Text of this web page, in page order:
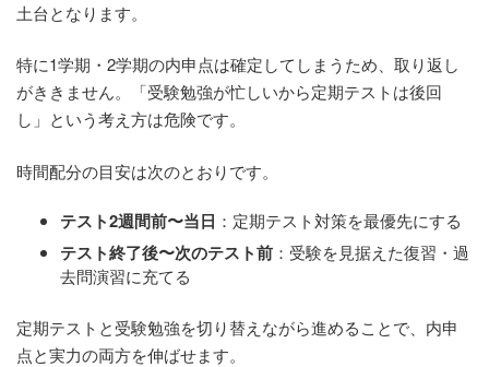
土台となります。
特に1学期・2学期の内申点は確定してしまうため、取り返し
がききません。「受験勉強が忙しいから定期テストは後回
し」という考え方は危険です。
時間配分の目安は次のとおりです。
テスト2週間前〜当日 ：定期テスト対策を最優先にする
テスト終了後〜次のテスト前 ：受験を見据えた復習・過
去問演習に充てる
定期テストと受験勉強を切り替えながら進めることで、内申
点と実力の両方を伸ばせます。